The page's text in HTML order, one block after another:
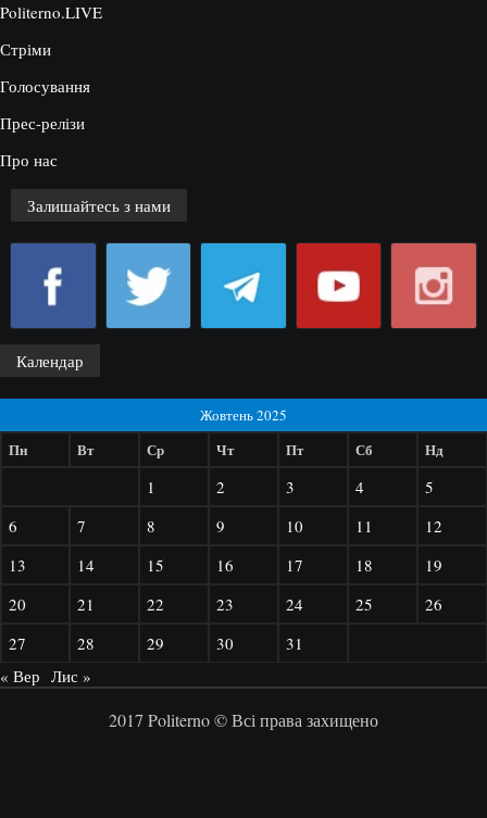
Politerno.LIVE
Стріми
Голосування
Прес-релізи
Про нас
Залишайтесь з нами
Календар
Жовтень 2025
Пн Вт Ср Чт Пт Сб Нд
1 2 3 4
5
6
7 8 9 10 11
12
13
14 15 16 17 18
19
20
21 22 23 24 25
26
27
28 29 30
31
« Вер Лис »
2017 Politerno © Всі права захищено